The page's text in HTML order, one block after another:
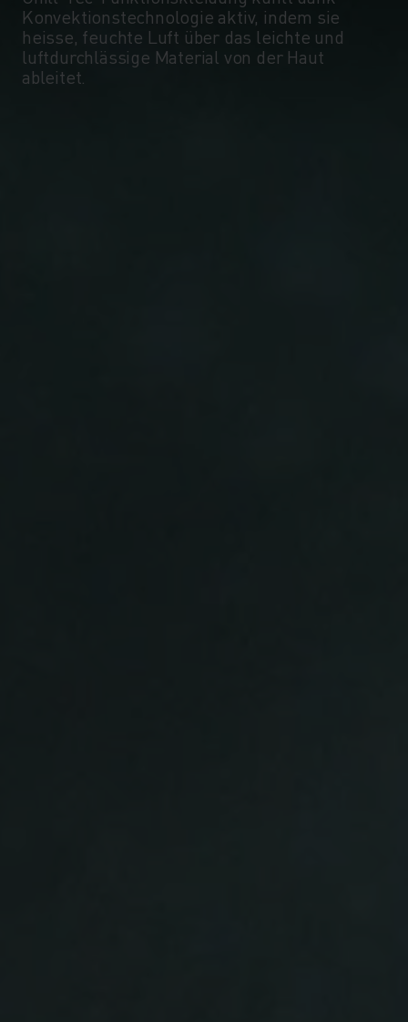
Konvektionstechnologie aktiv, indem sie
heisse, feuchte Luft über das leichte und
luftdurchlässige Material von der Haut
ableitet.